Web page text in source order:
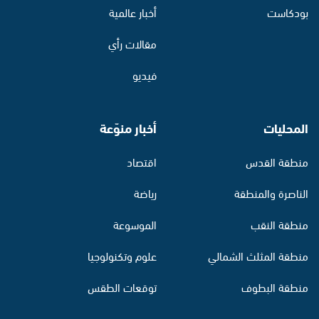
بودكاست
أخبار عالمية
مقالات رأي
فيديو
المحليات
منطقة القدس
الناصرة والمنطقة
منطقة النقب
منطقة المثلث الشمالي
منطقة البطوف
أخبار منوّعة
اقتصاد
رياضة
الموسوعة
علوم وتكنولوجيا
توقعات الطقس